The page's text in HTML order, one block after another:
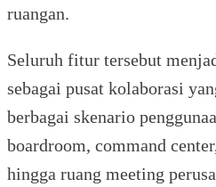
ruangan.
Seluruh fitur tersebut
sebagai pusat kolaborasi
berbagai skenario
boardroom, command
hingga ruang meeting